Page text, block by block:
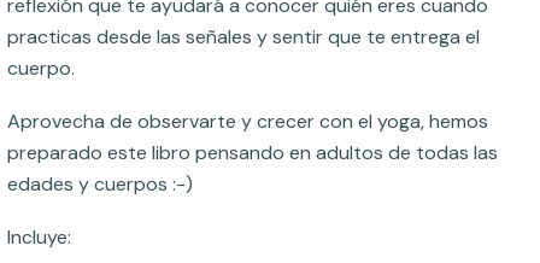
reflexión que te ayudará a conocer quién eres cuando
practicas desde las señales y sentir que te entrega el
cuerpo.
Aprovecha de observarte y crecer con el yoga, hemos
preparado este libro pensando en adultos de todas las
edades y cuerpos :-)
Incluye: